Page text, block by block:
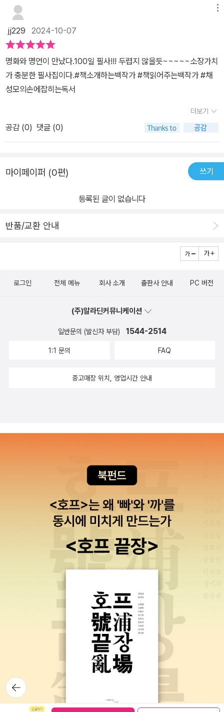
은 눈에 띄게 달라질 수 있습니다.'나의 하루는 내가 만든다'는 작지만
강력한 변화의 씨앗을 독자들에게 심어주는 책입니다. 필사라는 아날
로그적 방식을 통해 감정을 정리하고 긍정적인 습관을 형성하는 과정
은 독자에게 새로운 성찰과 평온을 선사합니다. 매일 한 페이지씩 격
언을 필사하며 하루를 정리하는 작은 실천은 어느새 나를 단단하게
만들어주는 커다란 변화로 이어집니다. 이 책은 단순히 좋은 말들을
나열한 명언집이 아니라, 스스로를 주체적으로 다듬어 나가는 성장의
만, 100일의 시간이 지나면 우리의 마음은 놀라울 정도로 단단해지
수 있지만, 1생을 바꿀 수 있는 문장들”로 구성된 만큼, 작은 변화가
큰 기적을 만들어낼 수 있음을 믿는 모든 이에게 추천하고 싶습니다.
사람에게 이 책은 좋은 동반자가 될 것입니다.
0. 헨리 데이비드 소로의 말 오늘 당신이 한 친절한 말을 당신은 내
일 잊을 수 있지만, 그 말을 들은 사람은 그 말을 평생 소중하게 간직
할 것이다.Day 54. 데일 카네기의 말 삶을 향한 절망 없이는 삶을
향한 희망도 없다. Without despair for life, there is no hope f
or life.Day 62. 알베르 카뮈의 말 당신이 현실을 바꿀 수는 없을지
몰라도, 태도를 바꿀 수 있다. 그리고 이것은 역설적으로, 현실을 바꾼
보고 정성을 담아 써 내려가고 싶은 ​격언 필사집 ​ ​ 매일 아침
혹은 잠자리에 들기 전 약간의 시간을 들여 필사해 보는 건 어떨까
00일 후 내면에 어떤 변화가 찾아올지 궁금합니다. ​ ​ 어쩌면 아
가요? ​ 나의 하루를 내가 만든다에서 만나보시기 바랍니다! ​ ​
jj229 2024-10-07
명화와 명언이 만났다.100일 필사!!! 두렵지 않을듯~~~~~소장가치
가 충분한 필사집이다.#책소개하는백작가 #책읽어주는백작가 #채
성모의손에잡히는독서
더보기
공감 (0) 댓글 (0)
마이페이퍼 (0편) 쓰기
등록된 글이 없습니다
반품/교환 안내
뒤로가
기
로그인 전체 메뉴 회사 소개 출판사 안내 PC 버전
(주)알라딘커뮤니케이션
일반문의 (발신자 부담) 1544-2514
1:1 문의 FAQ
중고매장 위치, 영업시간 안내